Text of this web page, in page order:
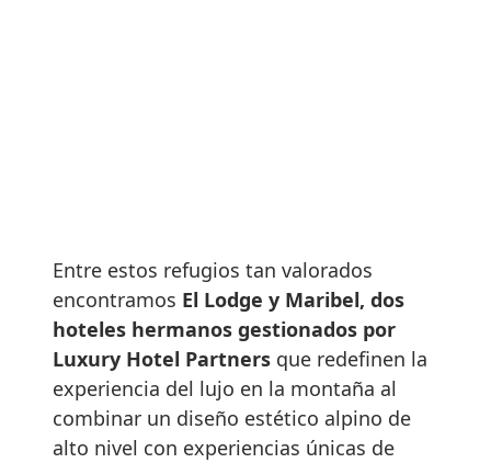
Entre estos refugios tan valorados
encontramos El Lodge y Maribel, dos
hoteles hermanos gestionados por
Luxury Hotel Partners que redefinen la
experiencia del lujo en la montaña al
combinar un diseño estético alpino de
alto nivel con experiencias únicas de